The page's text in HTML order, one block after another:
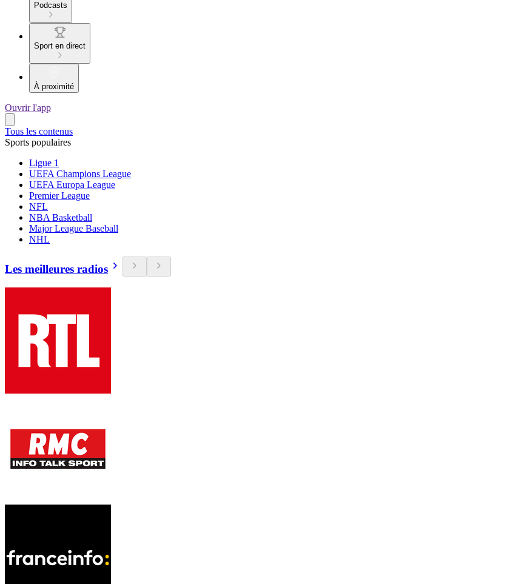
Podcasts
Sport en direct
À proximité
Ouvrir l'app
Tous les contenus
Sports populaires
Ligue 1
UEFA Champions League
UEFA Europa League
Premier League
NFL
NBA Basketball
Major League Baseball
NHL
Les meilleures radios